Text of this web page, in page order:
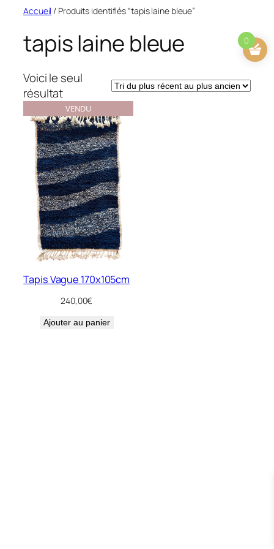
Aller
contenu
Accueil / Produits identifiés “tapis laine bleue”
tapis laine bleue
Voici le seul
résultat
VENDU
Tapis Vague 170x105cm
240,00€
Ajouter au panier
0